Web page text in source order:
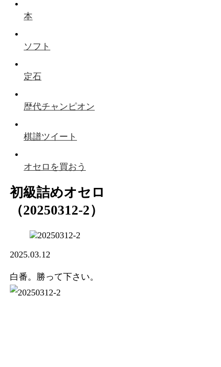
本
ソフト
定石
歴代チャンピオン
棋譜ツイート
オセロを買おう
初級詰めオセロ
（20250312-2）
2025.03.12
白番。勝って下さい。